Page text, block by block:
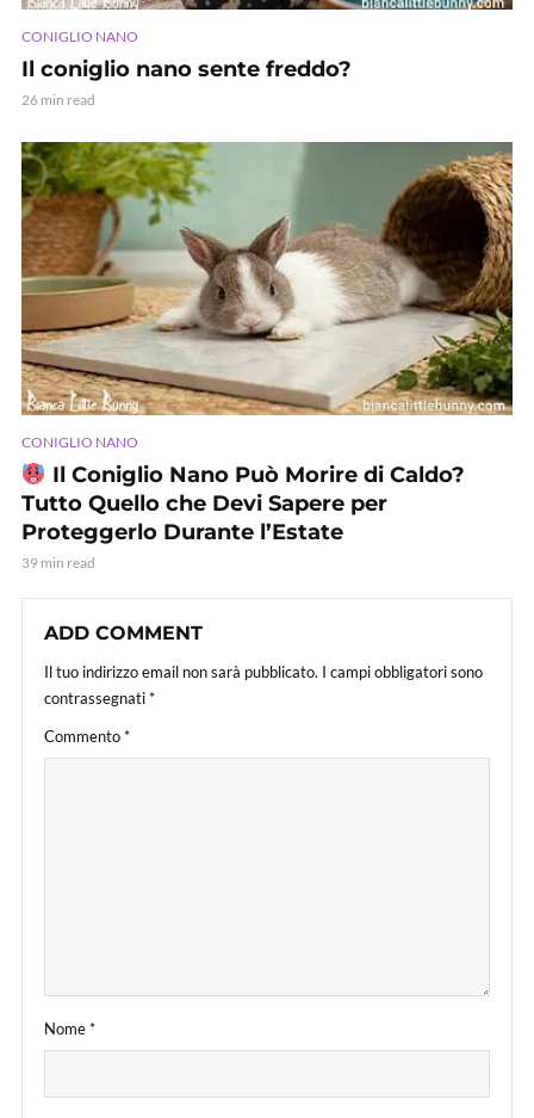
CONIGLIO NANO
Il coniglio nano sente freddo?
26 min read
CONIGLIO NANO
Il Coniglio Nano Può Morire di Caldo?
Tutto Quello che Devi Sapere per
Proteggerlo Durante l’Estate
39 min read
ADD COMMENT
Il tuo indirizzo email non sarà pubblicato. I campi obbligatori sono
contrassegnati*
Commento*
Nome*